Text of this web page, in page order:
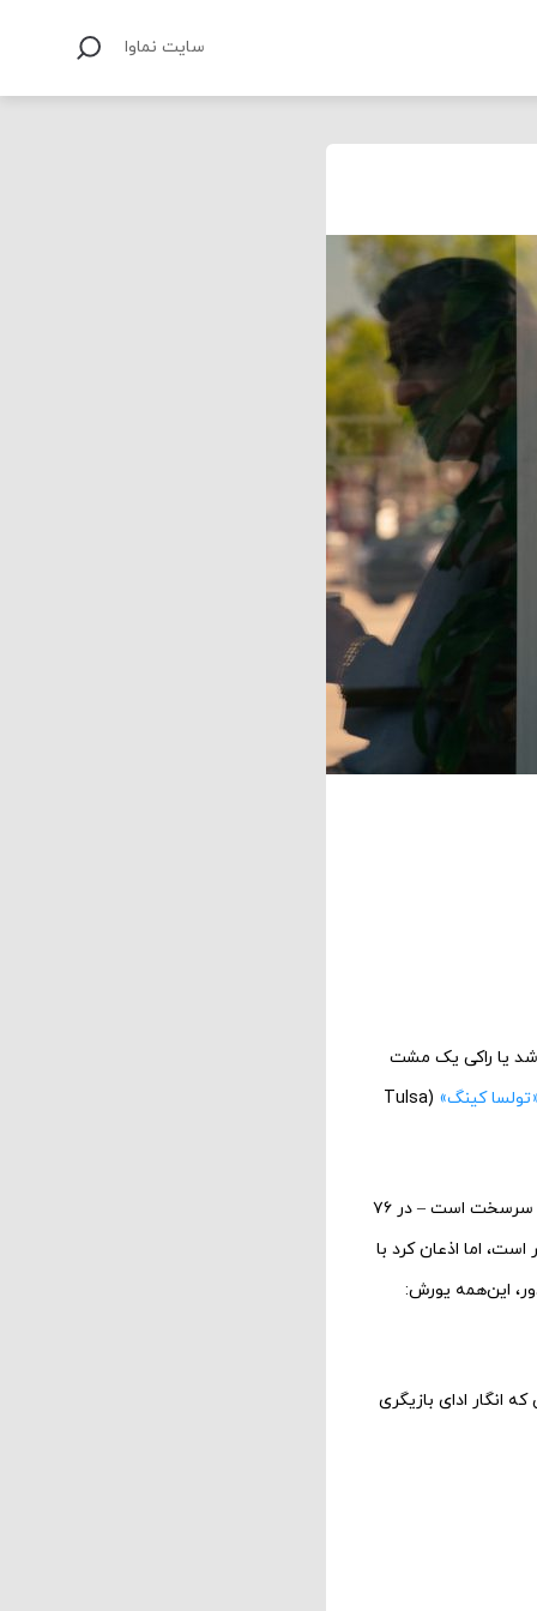
سایت نماوا
یا راکی ​​یک مشت
«تولسا کینگ» (Tulsa
آن نقش‌هایی که او را به شهرت رساندند – آن آدم‌ها واقعاً خود او نبودند. مطمئناً سرسخت بودند و او سرسخت است – در ۷۶
اما اذعان کرد با
این‌همه یورش:
انگار ادای بازیگری